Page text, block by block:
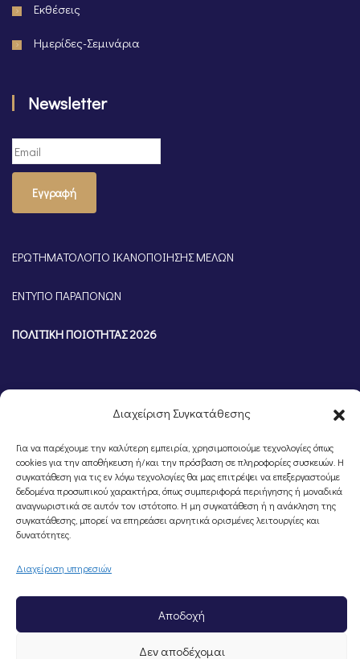
Διαχείριση Συγκατάθεσης
Για να παρέχουμε την καλύτερη εμπειρία, χρησιμοποιούμε τεχνολογίες όπως
cookies για την αποθήκευση ή/και την πρόσβαση σε πληροφορίες συσκευών. Η
συγκατάθεση για τις εν λόγω τεχνολογίες θα μας επιτρέψει να επεξεργαστούμε
δεδομένα προσωπικού χαρακτήρα, όπως συμπεριφορά περιήγησης ή μοναδικά
αναγνωριστικά σε αυτόν τον ιστότοπο. Η μη συγκατάθεση ή η ανάκληση της
συγκατάθεσης, μπορεί να επηρεάσει αρνητικά ορισμένες λειτουργίες και
δυνατότητες.
Διαχείριση υπηρεσιών
Αποδοχή
Δεν αποδέχομαι
Εκθέσεις
Ημερίδες-Σεμινάρια
Newsletter
Εγγραφή
ΕΡΩΤΗΜΑΤΟΛΟΓΙΟ ΙΚΑΝΟΠΟΙΗΣΗΣ ΜΕΛΩΝ
ΕΝΤΥΠΟ ΠΑΡΑΠΟΝΩΝ
ΠΟΛΙΤΙΚΗ ΠΟΙΟΤΗΤΑΣ 2026
©Portal Επιμελητηρίου Ημαθίας, Powered by Knowledge A.E.